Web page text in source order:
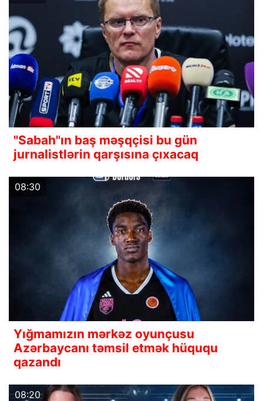
"Sabah"ın baş məşqçisi bu gün
jurnalistlərin qarşısına çıxacaq
08:30
Yığmamızın mərkəz oyunçusu
Azərbaycanı təmsil etmək hüququ
qazandı
08:20